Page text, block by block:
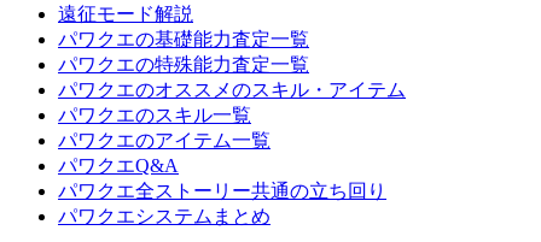
遠征モード解説
パワクエの基礎能力査定一覧
パワクエの特殊能力査定一覧
パワクエのオススメのスキル・アイテム
パワクエのスキル一覧
パワクエのアイテム一覧
パワクエQ&A
パワクエ全ストーリー共通の立ち回り
パワクエシステムまとめ